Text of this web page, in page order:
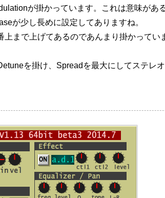
が掛かっています。これは意味があ
が少し長めに設定してありますね。
まで上げてあるのであんまり掛かって
を掛け、Spreadを最大にしてステレ